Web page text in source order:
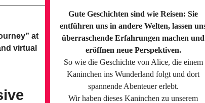
at
virtual
Gute Geschichten sind wie Reisen: Sie
entführen uns in andere Welten, lassen
überraschende Erfahrungen machen und
eröffnen neue Perspektiven.
So wie die Geschichte von Alice, die einem
Kaninchen ins Wunderland folgt und dort
spannende Abenteuer erlebt.
Wir haben dieses Kaninchen zu unserem